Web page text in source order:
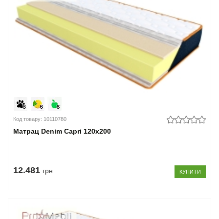
Код товару: 10110780
Матрац Denim Capri 120x200
12.481 грн КУПИТИ